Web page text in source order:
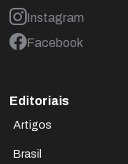
Instagram
Facebook
Editoriais
Artigos
Brasil